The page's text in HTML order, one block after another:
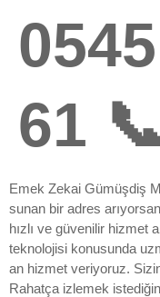
61
Emek Zekai Gümüşdiş
sunan bir adres
hızlı ve güvenilir hizmet
teknolojisi konusunda
an hizmet veriyoruz.
Rahatça izlemek